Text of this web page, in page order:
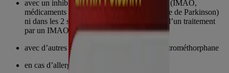
avec un inhibiteur de la monoamine oxydase (IMAO,
médicaments pour la dépression ou la maladie de Parkinson)
ni dans les 2 semaines suivant l’interruption d’un traitement
par un IMAO
avec d’autres médicaments contenant du dextrométhorphane
en cas d’allergie à l’un des ingrédients